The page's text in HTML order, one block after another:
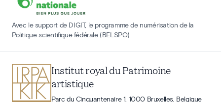
Avec le support de DIGIT, le programme de numérisation de la
Politique scientifique fédérale (BELSPO)
Institut royal du Patrimoine
artistique
Parc du Cinquantenaire 1, 1000 Bruxelles, Belgique